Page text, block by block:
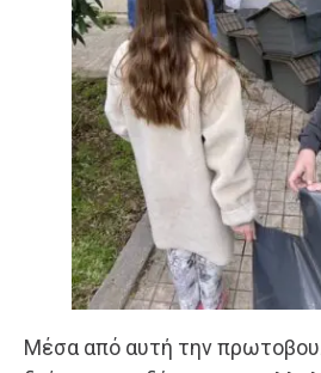
Μέσα από αυτή την